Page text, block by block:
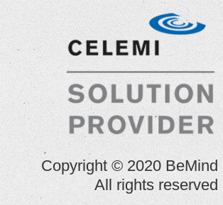
Copyright © 2020 BeMind
All rights reserved